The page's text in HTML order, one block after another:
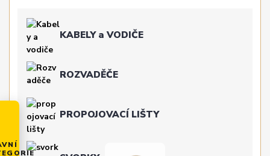
KABELY a VODIČE
ROZVADĚČE
PROPOJOVACÍ LIŠTY